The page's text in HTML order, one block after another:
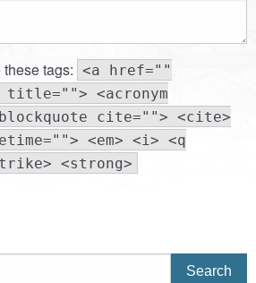
tags: <a href=""
<acronym
cite=""> <cite>
<em> <i> <q
<strong>